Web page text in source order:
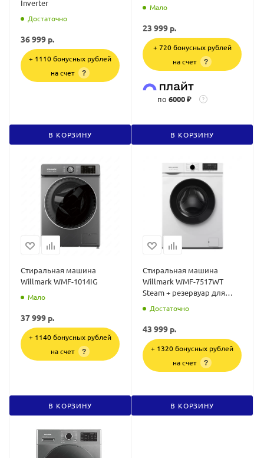
Inverter
Достаточно
36 999 р.
+ 1110 бонусных рублей
на счет
?
В КОРЗИНУ
Мало
23 999 р.
+ 720 бонусных рублей
на счет
?
по 6000 ₽ ?
В КОРЗИНУ
Стиральная машина
Willmark WMF-1014IG
Мало
37 999 р.
+ 1140 бонусных рублей
на счет
?
В КОРЗИНУ
Стиральная машина
Willmark WMF-7517WT
Steam + резервуар для
Достаточно
43 999 р.
+ 1320 бонусных рублей
на счет
?
В КОРЗИНУ